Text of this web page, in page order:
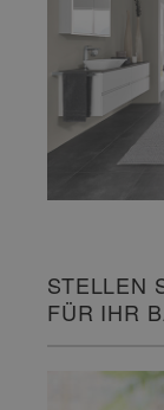
STELLEN
FÜR IHR